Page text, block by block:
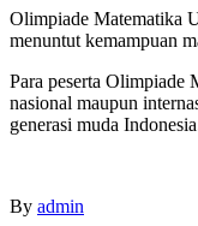
Olimpiade Matematika
menuntut kemampuan
Para peserta Olimpiade
nasional maupun
generasi muda
By admin